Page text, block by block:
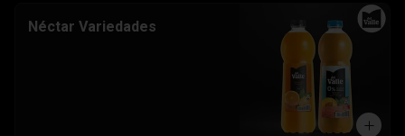
Néctar Variedades